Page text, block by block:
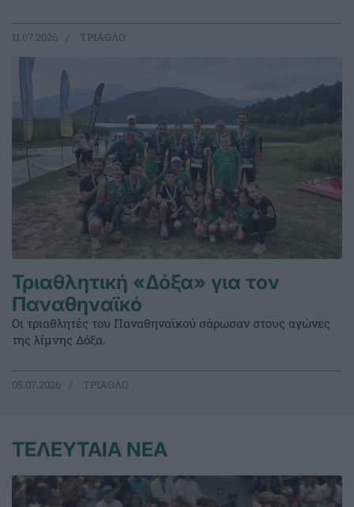
11.07.2026 ΤΡΙΑΘΛΟ
Τριαθλητική «Δόξα» για τον
Παναθηναϊκό
Οι τριαθλητές του Παναθηναϊκού σάρωσαν στους αγώνες
της λίμνης Δόξα.
05.07.2026 ΤΡΙΑΘΛΟ
ΤΕΛΕΥΤΑΙΑ ΝΕΑ